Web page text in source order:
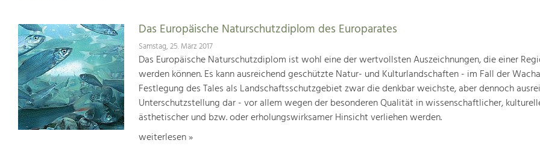
Das Europäische Naturschutzdiplom des Europarates
Samstag, 25. März 2017
Das Europäische Naturschutzdiplom ist wohl eine der wertvollsten Auszeichnungen, die einer
werden können. Es kann ausreichend geschützte Natur- und Kulturlandschaften - im Fall der
Festlegung des Tales als Landschaftsschutzgebiet zwar die denkbar weichste, aber dennoch
Unterschutzstellung dar - vor allem wegen der besonderen Qualität in wissenschaftlicher,
ästhetischer und bzw. oder erholungswirksamer Hinsicht verliehen werden.
weiterlesen »